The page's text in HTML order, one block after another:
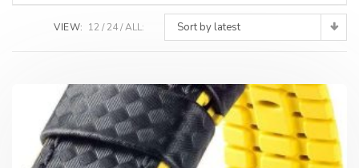
Sort by latest
VIEW: 12 24 ALL: